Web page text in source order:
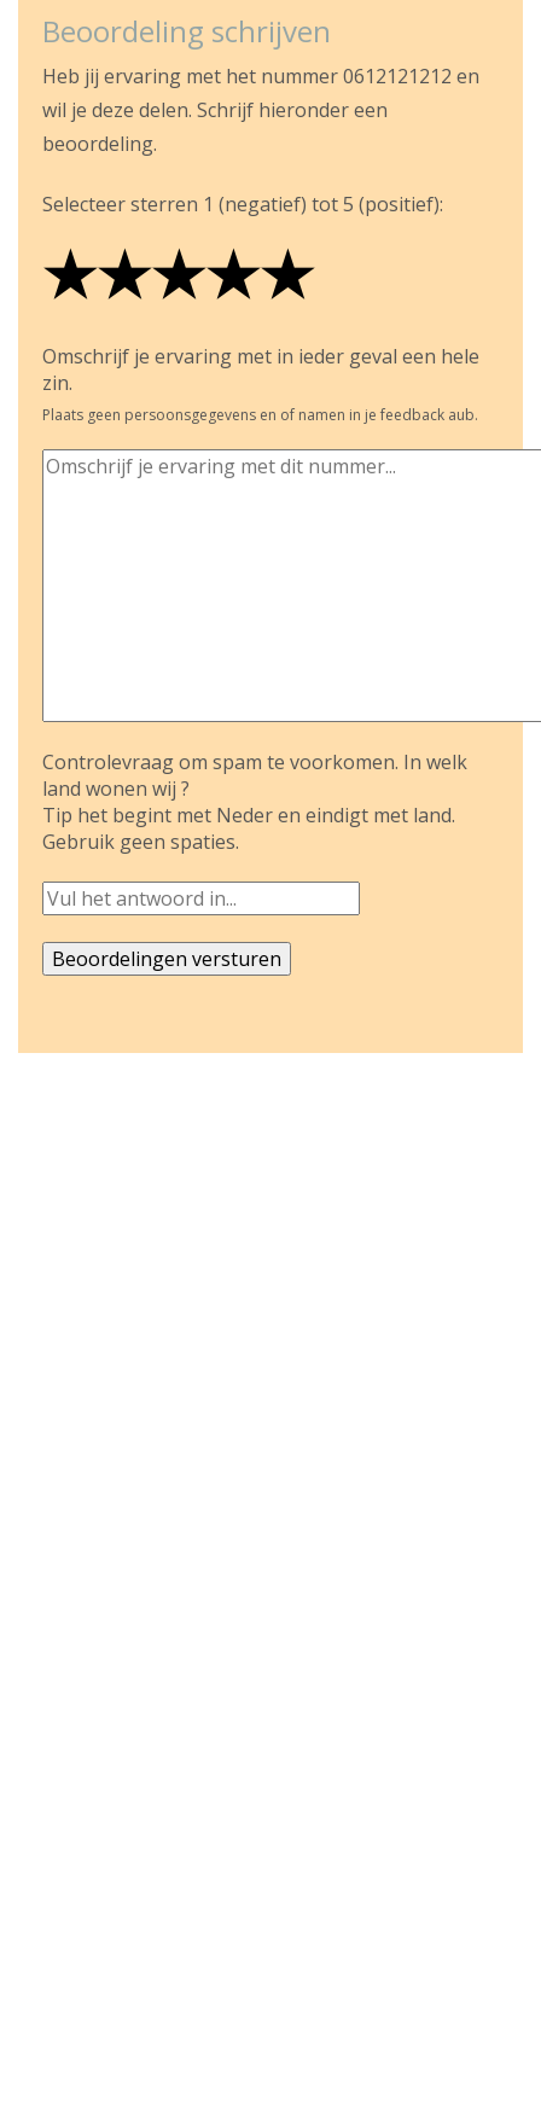
Beoordeling schrijven
Heb jij ervaring met het nummer 0612121212 en
wil je deze delen. Schrijf hieronder een
beoordeling.
Selecteer sterren 1 (negatief) tot 5 (positief):
★
★★
★★★
★★★★
★★★★★
Omschrijf je ervaring met in ieder geval een hele
zin.
Plaats geen persoonsgegevens en of namen in je feedback aub.
Controlevraag om spam te voorkomen. In welk
land wonen wij ?
Tip het begint met Neder en eindigt met land.
Gebruik geen spaties.